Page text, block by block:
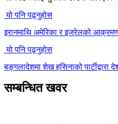
यो पनि पढ्नुहोस
इरानमाथि अमेरिका र इजरेलको
यो पनि पढ्नुहोस
बङ्गलादेशमा शेख हसिनाको पार्टीद्वारा
सम्बन्धित खवर